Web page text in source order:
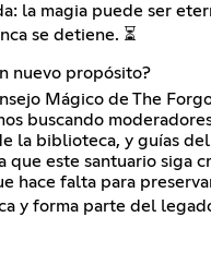
la magia puede ser
se detiene. ⏳
nuevo propósito?
Mágico de The
buscando
la biblioteca, y guías
que este santuario siga
hace falta para
y forma parte del